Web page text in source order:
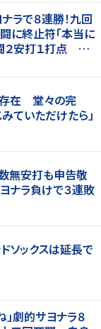
ラで８連勝！九回
に終止符「本当に
２安打１打点 本
存在 堂々の完
ていただけたら」
無安打も申告敬
ナラ負けで３連敗
ソックスは延長で
」劇的サヨナラ８